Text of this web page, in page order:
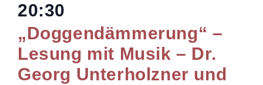
20:30
„Doggendämmerung“ –
Lesung mit Musik – Dr.
Georg Unterholzner und